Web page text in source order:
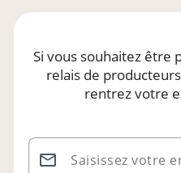
Si vous souhaitez être
relais de producteurs
rentrez votre
Saisissez votre